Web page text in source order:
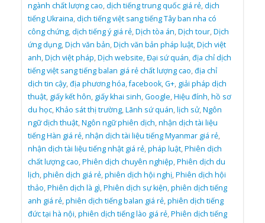
ngành chất lượng cao,dịch tiếng trung quốc giá rẻ,dịch
tiếng Ukraina,dịch tiếng việt sang tiếng Tây ban nha có
công chứng,dịch tiếng ý giá rẻ,Dịch tòa án,Dịch tour,Dịch
ứng dụng,Dịch văn bản,Dịch văn bản pháp luật,Dịch việt
anh,Dịch việt pháp,Dịch website,Đại sứ quán,địa chỉ dịch
tiếng việt sang tiếng balan giá rẻ chất lượng cao,địa chỉ
dịch tin cậy,địa phương hóa,facebook,G+, giải pháp dịch
thuật, giấy kết hôn, giấy khai sinh,Google,Hiệu đính,hồ sơ
du học,Khảo sát thị trường,Lãnh sứ quán,lịch sử,Ngôn
ngữ dịch thuật,Ngôn ngữ phiên dịch,nhận dịch tài liệu
tiếng Hàn giá rẻ,nhận dịch tài liệu tiếng Myanmar giá rẻ,
nhận dịch tài liệu tiếng nhật giá rẻ,pháp luật,Phiên dịch
chất lượng cao,Phiên dịch chuyên nghiệp,Phiên dịch du
lịch,phiên dịch giá rẻ,phiên dịch hội nghị,Phiên dịch hội
thảo,Phiên dịch là gì,Phiên dịch sự kiện,phiên dịch tiếng
anh giá rẻ,phiên dịch tiếng balan giá rẻ,phiên dịch tiếng
đức tại hà nội,phiên dịch tiếng lào giá rẻ,Phiên dịch tiếng